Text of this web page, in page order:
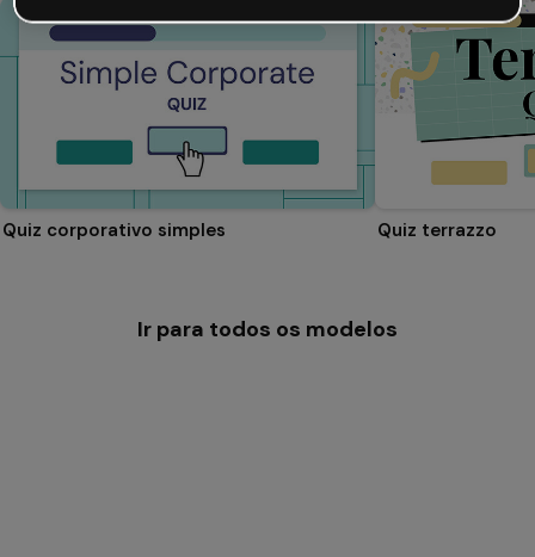
Quiz corporativo simples Quiz terrazzo
Ir para todos os modelos